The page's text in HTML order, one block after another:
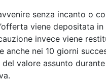
senza incanto o
viene depositata
invece viene
nei 10 giorni
valore assunto